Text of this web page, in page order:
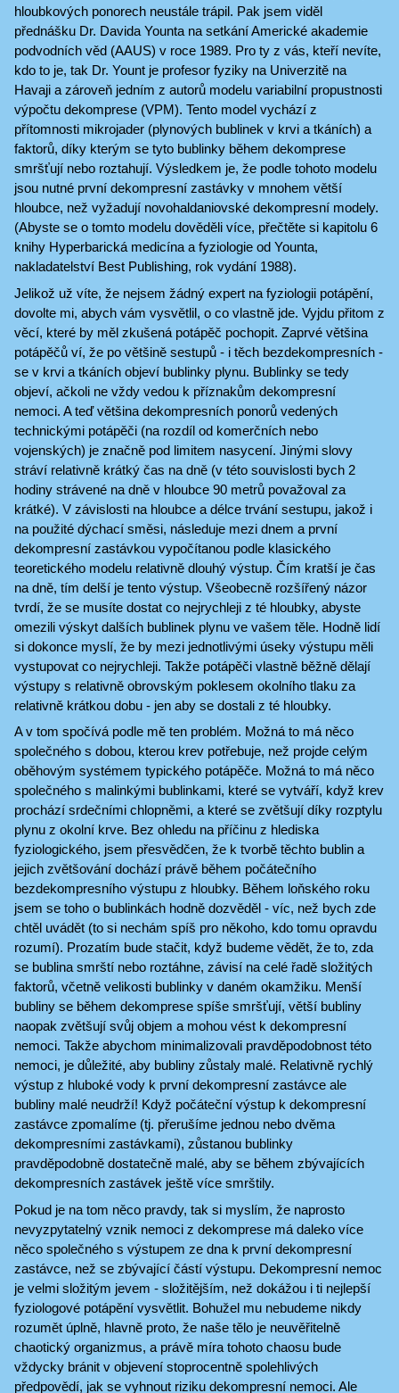
hloubkových ponorech neustále trápil. Pak jsem viděl
přednášku Dr. Davida Younta na setkání Americké akademie
podvodních věd (AAUS) v roce 1989. Pro ty z vás, kteří nevíte,
kdo to je, tak Dr. Yount je profesor fyziky na Univerzitě na
Havaji a zároveň jedním z autorů modelu variabilní propustnosti
výpočtu dekomprese (VPM). Tento model vychází z
přítomnosti mikrojader (plynových bublinek v krvi a tkáních) a
faktorů, díky kterým se tyto bublinky během dekomprese
smršťují nebo roztahují. Výsledkem je, že podle tohoto modelu
jsou nutné první dekompresní zastávky v mnohem větší
hloubce, než vyžadují novohaldaniovské dekompresní modely.
(Abyste se o tomto modelu dověděli více, přečtěte si kapitolu 6
knihy Hyperbarická medicína a fyziologie od Younta,
nakladatelství Best Publishing, rok vydání 1988).
Jelikož už víte, že nejsem žádný expert na fyziologii potápění,
dovolte mi, abych vám vysvětlil, o co vlastně jde. Vyjdu přitom z
věcí, které by měl zkušená potápěč pochopit. Zaprvé většina
potápěčů ví, že po většině sestupů - i těch bezdekompresních -
se v krvi a tkáních objeví bublinky plynu. Bublinky se tedy
objeví, ačkoli ne vždy vedou k příznakům dekompresní
nemoci. A teď většina dekompresních ponorů vedených
technickými potápěči (na rozdíl od komerčních nebo
vojenských) je značně pod limitem nasycení. Jinými slovy
stráví relativně krátký čas na dně (v této souvislosti bych 2
hodiny strávené na dně v hloubce 90 metrů považoval za
krátké). V závislosti na hloubce a délce trvání sestupu, jakož i
na použité dýchací směsi, následuje mezi dnem a první
dekompresní zastávkou vypočítanou podle klasického
teoretického modelu relativně dlouhý výstup. Čím kratší je čas
na dně, tím delší je tento výstup. Všeobecně rozšířený názor
tvrdí, že se musíte dostat co nejrychleji z té hloubky, abyste
omezili výskyt dalších bublinek plynu ve vašem těle. Hodně lidí
si dokonce myslí, že by mezi jednotlivými úseky výstupu měli
vystupovat co nejrychleji. Takže potápěči vlastně běžně dělají
výstupy s relativně obrovským poklesem okolního tlaku za
relativně krátkou dobu - jen aby se dostali z té hloubky.
A v tom spočívá podle mě ten problém. Možná to má něco
společného s dobou, kterou krev potřebuje, než projde celým
oběhovým systémem typického potápěče. Možná to má něco
společného s malinkými bublinkami, které se vytváří, když krev
prochází srdečními chlopněmi, a které se zvětšují díky rozptylu
plynu z okolní krve. Bez ohledu na příčinu z hlediska
fyziologického, jsem přesvědčen, že k tvorbě těchto bublin a
jejich zvětšování dochází právě během počátečního
bezdekompresního výstupu z hloubky. Během loňského roku
jsem se toho o bublinkách hodně dozvěděl - víc, než bych zde
chtěl uvádět (to si nechám spíš pro někoho, kdo tomu opravdu
rozumí). Prozatím bude stačit, když budeme vědět, že to, zda
se bublina smrští nebo roztáhne, závisí na celé řadě složitých
faktorů, včetně velikosti bublinky v daném okamžiku. Menší
bubliny se během dekomprese spíše smršťují, větší bubliny
naopak zvětšují svůj objem a mohou vést k dekompresní
nemoci. Takže abychom minimalizovali pravděpodobnost této
nemoci, je důležité, aby bubliny zůstaly malé. Relativně rychlý
výstup z hluboké vody k první dekompresní zastávce ale
bubliny malé neudrží! Když počáteční výstup k dekompresní
zastávce zpomalíme (tj. přerušíme jednou nebo dvěma
dekompresními zastávkami), zůstanou bublinky
pravděpodobně dostatečně malé, aby se během zbývajících
dekompresních zastávek ještě více smrštily.
Pokud je na tom něco pravdy, tak si myslím, že naprosto
nevyzpytatelný vznik nemoci z dekomprese má daleko více
něco společného s výstupem ze dna k první dekompresní
zastávce, než se zbývající částí výstupu. Dekompresní nemoc
je velmi složitým jevem - složitějším, než dokážou i ti nejlepší
fyziologové potápění vysvětlit. Bohužel mu nebudeme nikdy
rozumět úplně, hlavně proto, že naše tělo je neuvěřitelně
chaotický organizmus, a právě míra tohoto chaosu bude
vždycky bránit v objevení stoprocentně spolehlivých
předpovědí, jak se vyhnout riziku dekompresní nemoci. Ale